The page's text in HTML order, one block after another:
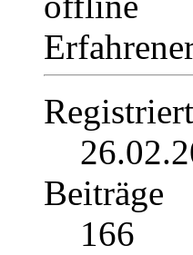
Beiträge
166